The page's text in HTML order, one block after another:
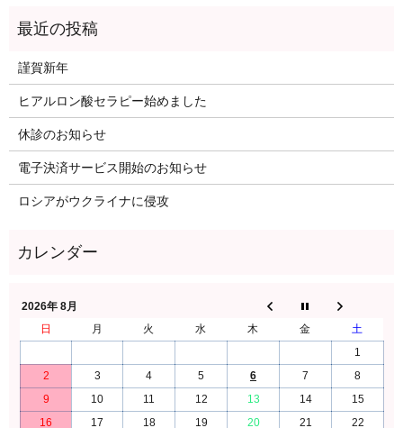
謹賀新年
ヒアルロン酸セラピー始めました
休診のお知らせ
電子決済サービス開始のお知らせ
ロシアがウクライナに侵攻
2026年 8月
日
月 火 水 木 金
土
1
2
3 4 5 6 7
8
9
10 11 12 13 14
15
16
17 18 19 20 21 22